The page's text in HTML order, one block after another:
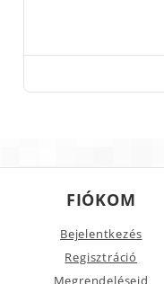
FIÓKOM
Bejelentkezés
Regisztráció